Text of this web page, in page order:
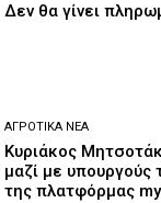
Δεν θα γίνει
ΑΓΡΟΤΙΚΆ ΝΈΑ
Κυριάκος
μαζί με υπουργούς
της πλατφόρμας